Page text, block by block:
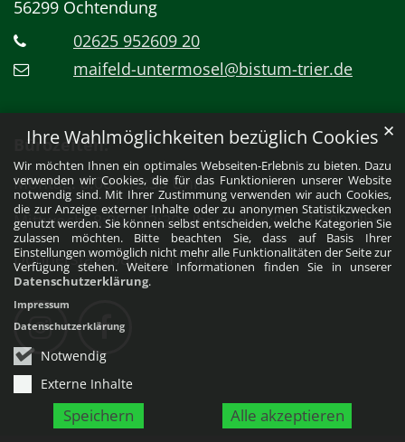
Ihre Wahlmöglichkeiten bezüglich Cookies
Wir möchten Ihnen ein optimales Webseiten-Erlebnis zu bieten. Dazu
verwenden wir Cookies, die für das Funktionieren unserer Website
notwendig sind. Mit Ihrer Zustimmung verwenden wir auch Cookies,
die zur Anzeige externer Inhalte oder zu anonymen Statistikzwecken
genutzt werden. Sie können selbst entscheiden, welche Kategorien Sie
zulassen möchten. Bitte beachten Sie, dass auf Basis Ihrer
Einstellungen womöglich nicht mehr alle Funktionalitäten der Seite zur
Verfügung stehen. Weitere Informationen finden Sie in unserer
Datenschutzerklärung.
Notwendig
Externe Inhalte
Speichern Alle akzeptieren
✕
Impressum
Datenschutzerklärung
56299 Ochtendung
02625 952609 20
maifeld-untermosel@bistum-trier.de
Bürozeiten:
Montag: 8:00 - 12:30 Uhr
Mittwoch: 8:00 - 12:30 Uhr und 14:00 - 17:00 Uhr
Donnerstag: 08:00 - 11:00 Uhr